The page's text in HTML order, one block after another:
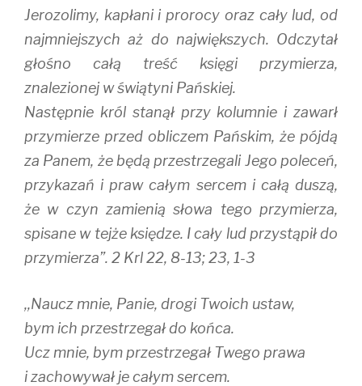
Jerozolimy, kapłani i prorocy oraz cały lud, od
najmniejszych aż do największych. Odczytał
głośno całą treść księgi przymierza,
znalezionej w świątyni Pańskiej.
Następnie król stanął przy kolumnie i zawarł
przymierze przed obliczem Pańskim, że pójdą
za Panem, że będą przestrzegali Jego poleceń,
przykazań i praw całym sercem i całą duszą,
że w czyn zamienią słowa tego przymierza,
spisane w tejże księdze. I cały lud przystąpił do
przymierza”. 2 Krl 22, 8-13; 23, 1-3
,,Naucz mnie, Panie, drogi Twoich ustaw,
bym ich przestrzegał do końca.
Ucz mnie, bym przestrzegał Twego prawa
i zachowywał je całym sercem.